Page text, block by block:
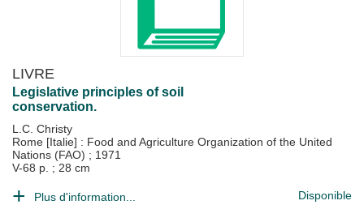
LIVRE
Legislative principles of soil
conservation.
L.C. Christy
Rome [Italie] : Food and Agriculture Organization of the United
Nations (FAO) ; 1971
V-68 p. ; 28 cm
Plus d'information... Disponible